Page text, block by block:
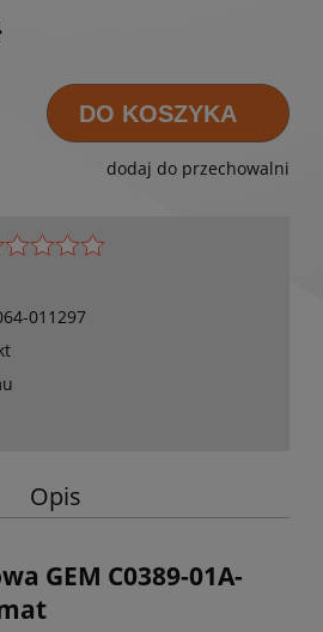
DO KOSZYKA
dodaj do przechowalni
011297
Opis
GEM C0389-01A-